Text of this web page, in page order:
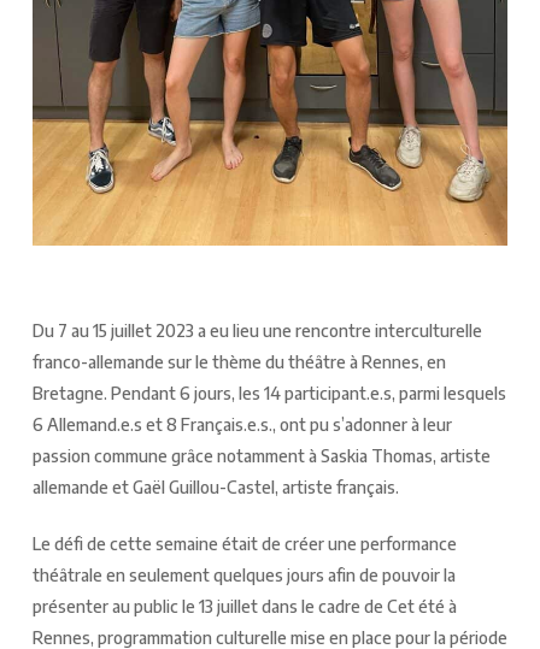
Du 7 au 15 juillet 2023 a eu lieu une rencontre interculturelle
franco-allemande sur le thème du théâtre à Rennes, en
Bretagne. Pendant 6 jours, les 14 participant.e.s, parmi lesquels
6 Allemand.e.s et 8 Français.e.s., ont pu s’adonner à leur
passion commune grâce notamment à Saskia Thomas, artiste
allemande et Gaël Guillou-Castel, artiste français.
Le défi de cette semaine était de créer une performance
théâtrale en seulement quelques jours afin de pouvoir la
présenter au public le 13 juillet dans le cadre de Cet été à
Rennes, programmation culturelle mise en place pour la période